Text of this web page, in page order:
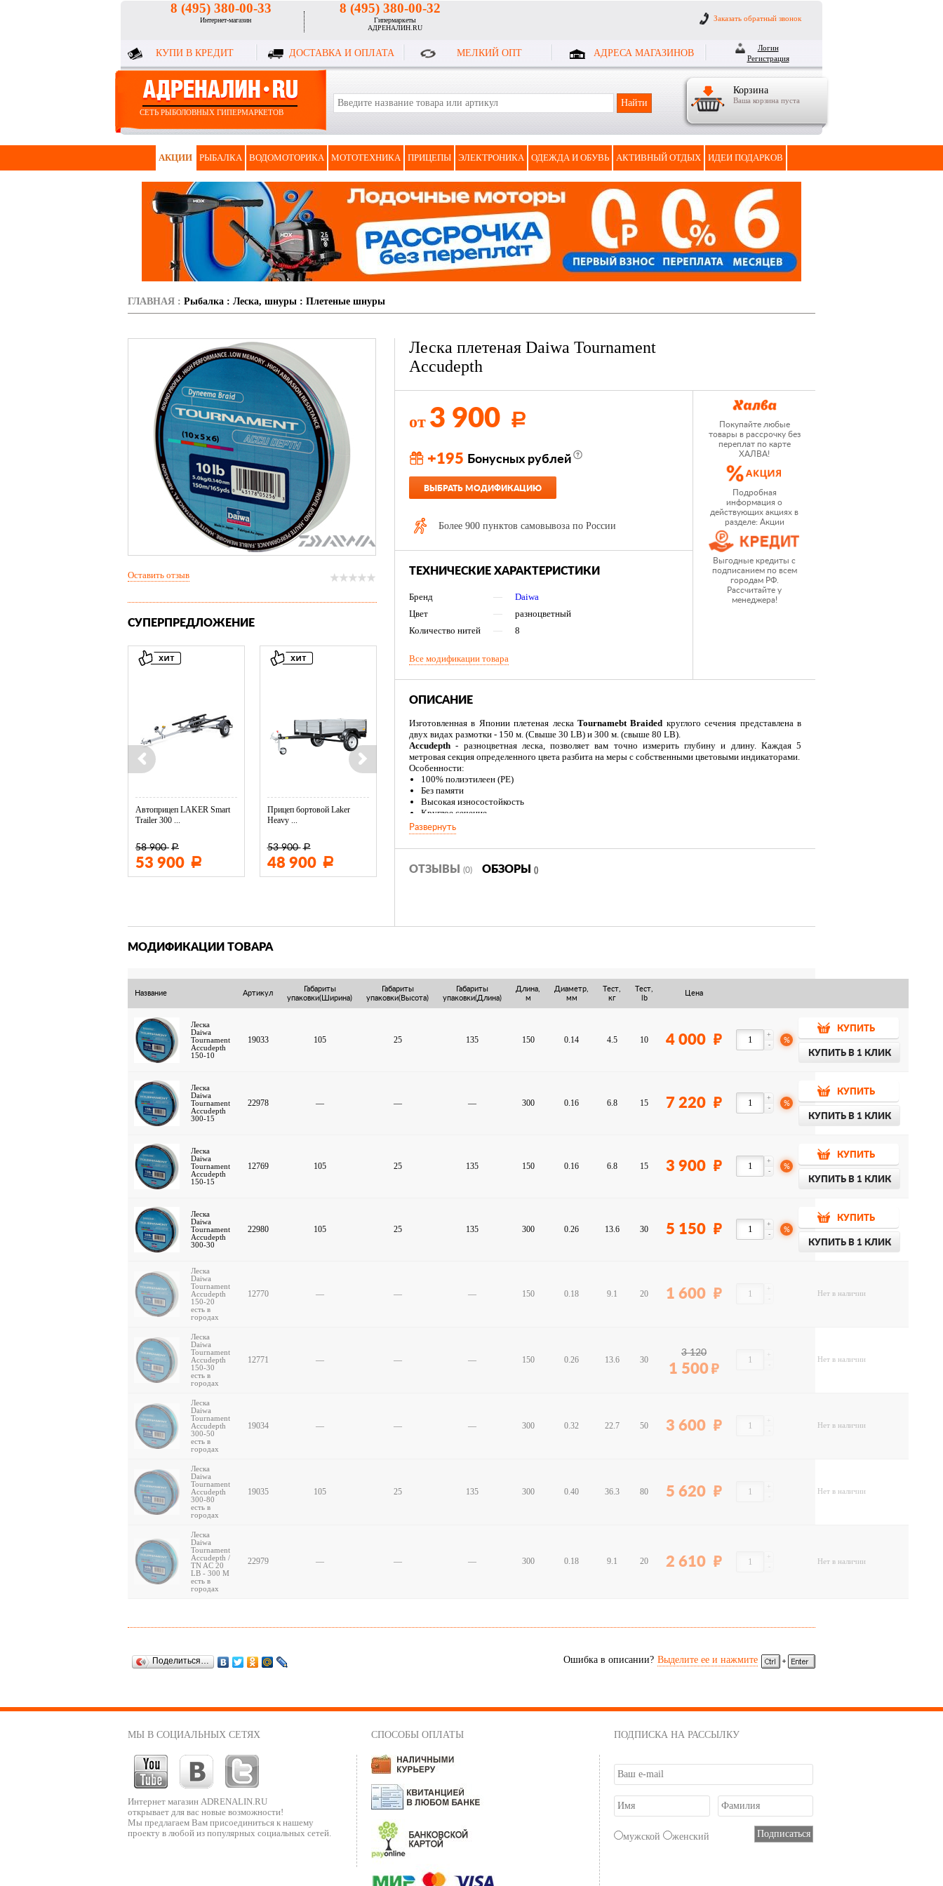
8 (495) 380-00-33
Интернет-магазин
8 (495) 380-00-32
Гипермаркеты
АДРЕНАЛИН.RU
Заказать обратный звонок
КУПИ В КРЕДИТ ДОСТАВКА И ОПЛАТА МЕЛКИЙ ОПТ АДРЕСА МАГАЗИНОВ
Логин
Регистрация
Корзина
Ваша корзина пуста
СЕТЬ РЫБОЛОВНЫХ ГИПЕРМАРКЕТОВ
АКЦИИ РЫБАЛКА ВОДОМОТОРИКА МОТОТЕХНИКА ПРИЦЕПЫ ЭЛЕКТРОНИКА ОДЕЖДА И ОБУВЬ АКТИВНЫЙ ОТДЫХ ИДЕИ ПОДАРКОВ
ГЛАВНАЯ : Рыбалка : Леска, шнуры : Плетеные шнуры
Леска плетеная Daiwa Tournament
Accudepth
от 3 900 Р
+195 Бонусных рублей
ВЫБРАТЬ МОДИФИКАЦИЮ
Более 900 пунктов самовывоза по России
ТЕХНИЧЕСКИЕ ХАРАКТЕРИСТИКИ
Бренд —
Daiwa
Цвет
—
разноцветный
Количество нитей
— 8
Все модификации товара
Покупайте любые
товары в рассрочку без
переплат по карте
ХАЛВА!
Подробная
информация о
действующих акциях в
разделе: Акции
Выгодные кредиты с
подписанием по всем
городам РФ.
Рассчитайте у
менеджера!
ОПИСАНИЕ
Изготовленная в Японии плетеная леска Tournamebt Braided круглого сечения представлена в
двух видах размотки - 150 м. (Свыше 30 LB) и 300 м. (свыше 80 LB).
Accudepth - разноцветная леска, позволяет вам точно измерить глубину и длину. Каждая 5
метровая секция определенного цвета разбита на меры с собственными цветовыми индикаторами.
Особенности:
100% полиэтилеен (PE)
Без памяти
Высокая износостойкость
Круглое сечение
Развернуть
ОТЗЫВЫ (0) ОБЗОРЫ ()
Оставить отзыв
СУПЕРПРЕДЛОЖЕНИЕ
Автоприцеп LAKER Smart
Trailer 300 ...
58 900 Р
53 900 Р
Прицеп бортовой Laker
Heavy ...
53 900 Р
48 900 Р
Тент LAKER с каркасом для
11 600 Р 19 500
МОДИФИКАЦИИ ТОВАРА
Название Артикул
Габариты
упаковки(Ширина)
Габариты
упаковки(Высота)
Габариты
упаковки(Длина)
Длина,
м
Диаметр,
мм
Тест,
кг
Тест,
lb
Цена
Леска
Daiwa
Tournament
Accudepth
150-10
19033 105 25 135 150 0.14 4.5 10 4 000 -
+
%
КУПИТЬ
КУПИТЬ В 1 КЛИК
Леска
Daiwa
Tournament
Accudepth
300-15
22978 — — — 300 0.16 6.8 15 7 220 -
+
%
КУПИТЬ
КУПИТЬ В 1 КЛИК
Леска
Daiwa
Tournament
Accudepth
150-15
12769 105 25 135 150 0.16 6.8 15 3 900 -
+
%
КУПИТЬ
КУПИТЬ В 1 КЛИК
Леска
Daiwa
Tournament
Accudepth
300-30
22980 105 25 135 300 0.26 13.6 30 5 150 -
+
%
КУПИТЬ
КУПИТЬ В 1 КЛИК
Леска
Daiwa
Tournament
Accudepth
150-20
есть в
городах
12770 — — — 150 0.18 9.1 20 1 600 -
+
Нет в наличии
Леска
Daiwa
Tournament
Accudepth
150-30
есть в
городах
12771 — — — 150 0.26 13.6 30
3 120
1 500 -
+
Нет в наличии
Леска
Daiwa
Tournament
Accudepth
300-50
есть в
городах
19034 — — — 300 0.32 22.7 50 3 600 -
+
Нет в наличии
Леска
Daiwa
Tournament
Accudepth
300-80
есть в
городах
19035 105 25 135 300 0.40 36.3 80 5 620 -
+
Нет в наличии
Леска
Daiwa
Tournament
Accudepth /
TN AC 20
LB - 300 M
есть в
городах
22979 — — — 300 0.18 9.1 20 2 610 -
+
Нет в наличии
Ошибка в описании? Выделите ее и нажмите
Поделиться…
МЫ В СОЦИАЛЬНЫХ СЕТЯХ
Интернет магазин ADRENALIN.RU
открывает для вас новые возможности!
Мы предлагаем Вам присоединиться к нашему
проекту в любой из популярных социальных сетей.
СПОСОБЫ ОПЛАТЫ ПОДПИСКА НА РАССЫЛКУ
мужской женский